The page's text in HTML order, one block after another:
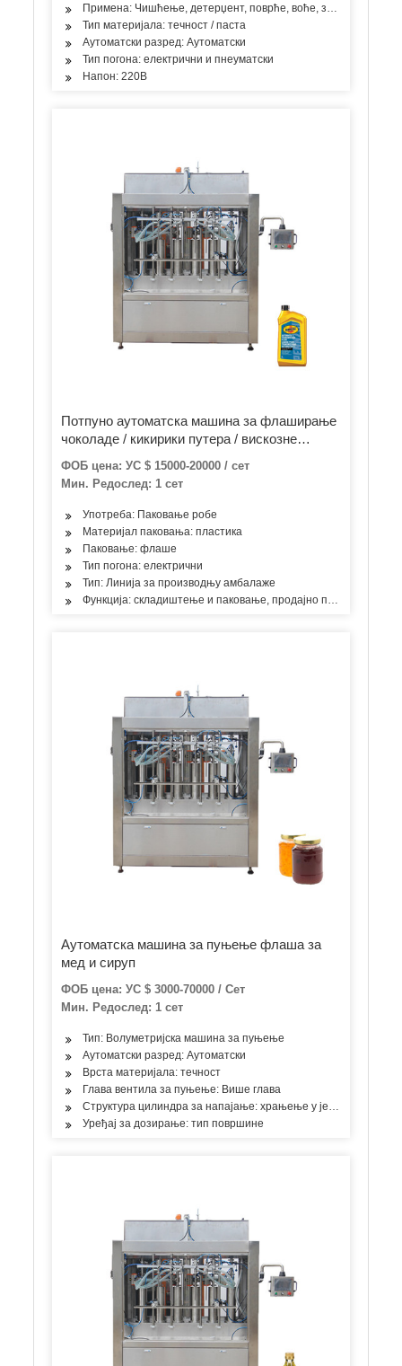
Примена: Чишћење, детерџент, поврће, воће, зачини, уље,
Тип материјала: течност / паста
Аутоматски разред: Аутоматски
Тип погона: електрични и пнеуматски
Напон: 220В
Потпуно аутоматска машина за флаширање
чоколаде / кикирики путера / вискозне
течности Парадајз паста врући сос џем од
меда Кечап машина за пуњење боца
ФОБ цена: УС $ 15000-20000 / сет
Мин. Редослед: 1 сет
Употреба: Паковање робе
Материјал паковања: пластика
Паковање: флаше
Тип погона: електрични
Тип: Линија за производњу амбалаже
Функција: складиштење и паковање, продајно паковање
Аутоматска машина за пуњење флаша за
мед и сируп
ФОБ цена: УС $ 3000-70000 / Сет
Мин. Редослед: 1 сет
Тип: Волуметријска машина за пуњење
Аутоматски разред: Аутоматски
Врста материјала: течност
Глава вентила за пуњење: Више глава
Структура цилиндра за напајање: храњење у једној соби
Уређај за дозирање: тип површине